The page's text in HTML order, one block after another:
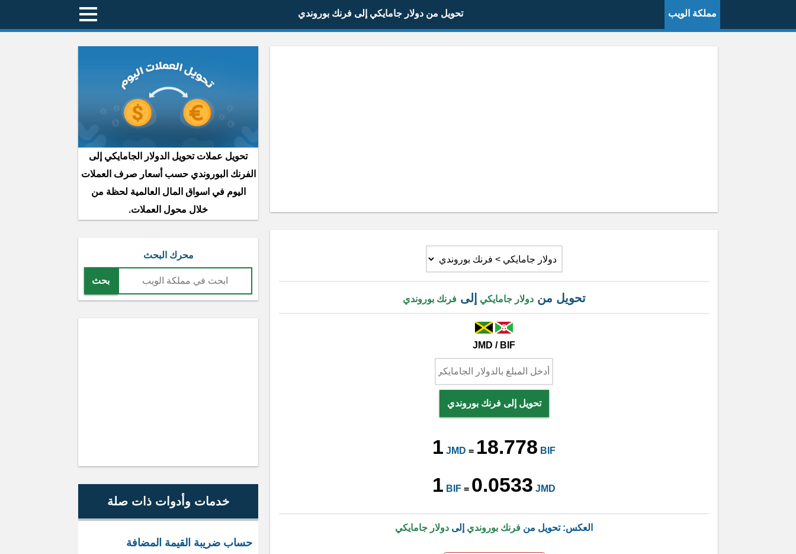
مملكة الويب تحويل من دولار جامايكي إلى فرنك بوروندي
تحويل مندولار جامايكي إلىفرنك بوروندي
JMD / BIF
تحويل إلى فرنك بوروندي
1 JMD = 18.778 BIF
1 BIF = 0.0533 JMD
العكس: تحويل من فرنك بوروندي إلى دولار جامايكي
تحويل عملات تحويل الدولار الجامايكي إلى
الفرنك البوروندي حسب أسعار صرف العملات
اليوم في اسواق المال العالمية لحظة من
خلال محول العملات.
محرك البحث
بحث
خدمات وأدوات ذات صلة
حساب ضريبة القيمة المضافة